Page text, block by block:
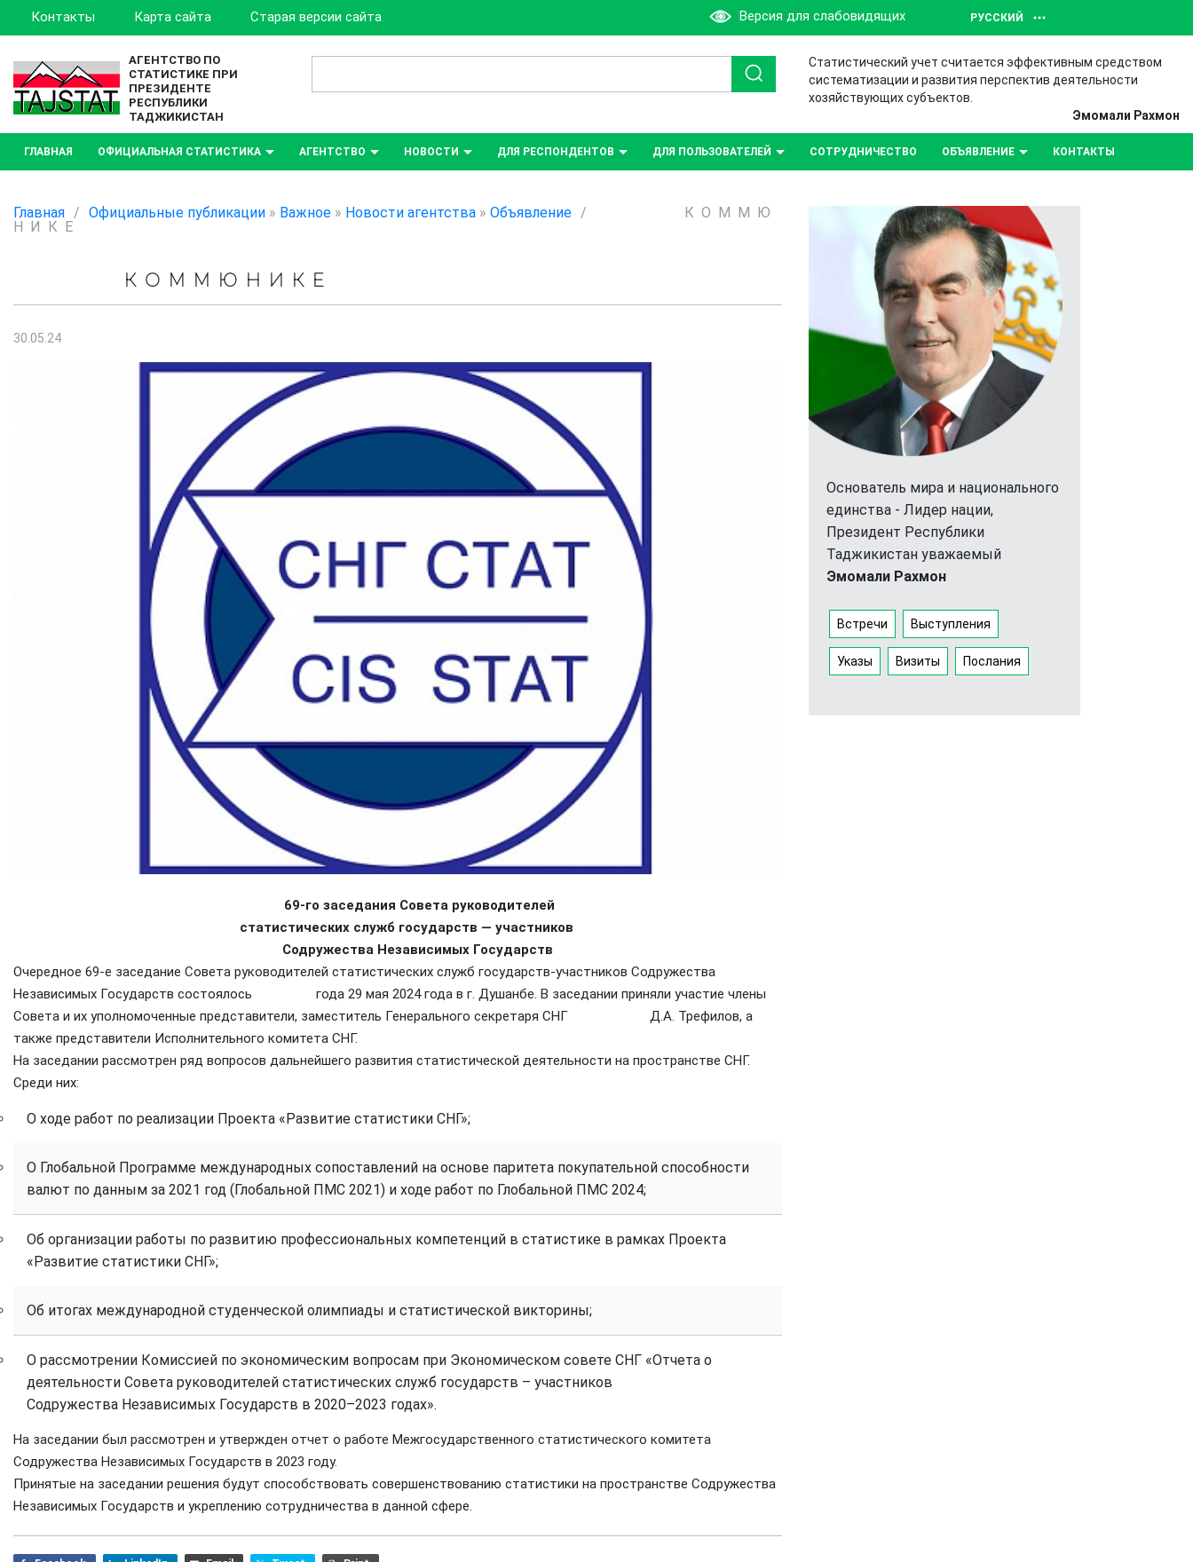
Контакты Карта сайта Старая версии сайта Версия для слабовидящих РУССКИЙ
АГЕНТСТВО ПО
СТАТИСТИКЕ ПРИ
ПРЕЗИДЕНТЕ
РЕСПУБЛИКИ
ТАДЖИКИСТАН
Статистический учет считается эффективным средством
систематизации и развития перспектив деятельности
хозяйствующих субъектов.
Эмомали Рахмон
ГЛАВНАЯ ОФИЦИАЛЬНАЯ СТАТИСТИКА АГЕНТСТВО НОВОСТИ ДЛЯ РЕСПОНДЕНТОВ ДЛЯ ПОЛЬЗОВАТЕЛЕЙ СОТРУДНИЧЕСТВО ОБЪЯВЛЕНИЕ КОНТАКТЫ
Главная / Официальные публикации » Важное » Новости агентства » Объявление /
К О М M Ю
Н И К Е
К О М M Ю Н И К Е
30.05.24
69-го заседания Совета руководителей
статистических служб государств — участников
Содружества Независимых Государств
Очередное 69-е заседание Совета руководителей статистических служб государств-участников Содружества
Независимых Государств состоялось года 29 мая 2024 года в г. Душанбе. В заседании приняли участие члены
Совета и их уполномоченные представители, заместитель Генерального секретаря СНГ Д.А. Трефилов, а
также представители Исполнительного комитета СНГ.
На заседании рассмотрен ряд вопросов дальнейшего развития статистической деятельности на пространстве СНГ.
Среди них:
О ходе работ по реализации Проекта «Развитие статистики СНГ»;
О Глобальной Программе международных сопоставлений на основе паритета покупательной способности
валют по данным за 2021 год (Глобальной ПМС 2021) и ходе работ по Глобальной ПМС 2024;
Об организации работы по развитию профессиональных компетенций в статистике в рамках Проекта
«Развитие статистики СНГ»;
Об итогах международной студенческой олимпиады и статистической викторины;
О рассмотрении Комиссией по экономическим вопросам при Экономическом совете СНГ «Отчета о
деятельности Совета руководителей статистических служб государств – участников
Содружества Независимых Государств в 2020–2023 годах».
На заседании был рассмотрен и утвержден отчет о работе Межгосударственного статистического комитета
Содружества Независимых Государств в 2023 году.
Принятые на заседании решения будут способствовать совершенствованию статистики на пространстве Содружества
Независимых Государств и укреплению сотрудничества в данной сфере.
Основатель мира и национального
единства - Лидер нации,
Президент Республики
Таджикистан уважаемый
Эмомали Рахмон
Встречи Выступления
Указы Визиты Послания